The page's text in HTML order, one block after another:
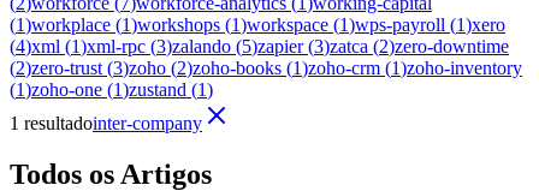
(1)workplace (1)workshops (1)workspace (1)wps-payroll (1)xero
(4)xml (1)xml-rpc (3)zalando (5)zapier(3)zatca (2)zero-downtime
(2)zero-trust (3)zoho (2)zoho-books (1)zoho-crm (1)zoho-inventory
(1)zoho-one (1)zustand (1)
1 resultadointer-company
Todos os Artigos